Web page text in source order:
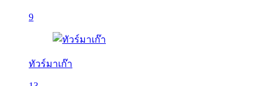
9
ทัวร์มาเก๊า